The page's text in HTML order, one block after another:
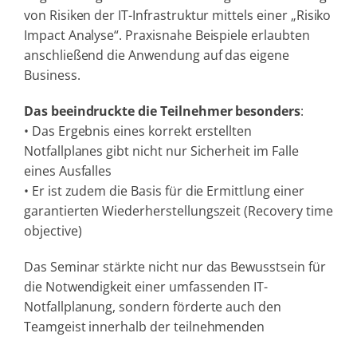
von Risiken der IT-Infrastruktur mittels einer „Risiko
Impact Analyse“. Praxisnahe Beispiele erlaubten
anschließend die Anwendung auf das eigene
Business.
Das beeindruckte die Teilnehmer besonders:
• Das Ergebnis eines korrekt erstellten
Notfallplanes gibt nicht nur Sicherheit im Falle
eines Ausfalles
• Er ist zudem die Basis für die Ermittlung einer
garantierten Wiederherstellungszeit (Recovery time
objective)
Das Seminar stärkte nicht nur das Bewusstsein für
die Notwendigkeit einer umfassenden IT-
Notfallplanung, sondern förderte auch den
Teamgeist innerhalb der teilnehmenden